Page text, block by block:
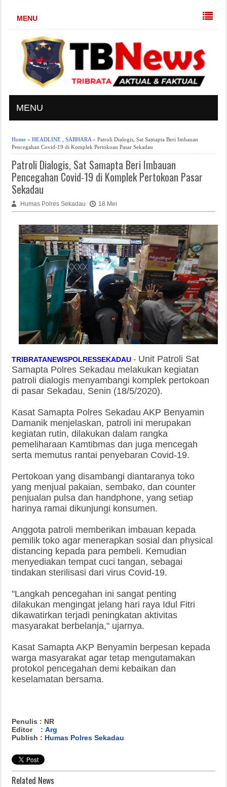
MENU
MENU
Home» HEADLINE, SABHARA» Patroli Dialogis, Sat Samapta Beri Imbauan
Pencegahan Covid-19 di Komplek Pertokoan Pasar Sekadau
Patroli Dialogis, Sat Samapta Beri Imbauan
Pencegahan Covid-19 di Komplek Pertokoan Pasar
Sekadau
Humas Polres Sekadau 18 Mei
TRIBRATANEWSPOLRESSEKADAU - Unit Patroli Sat
Samapta Polres Sekadau melakukan kegiatan
patroli dialogis menyambangi komplek pertokoan
di pasar Sekadau, Senin (18/5/2020).
Kasat Samapta Polres Sekadau AKP Benyamin
Damanik menjelaskan, patroli ini merupakan
kegiatan rutin, dilakukan dalam rangka
pemeliharaan Kamtibmas dan juga mencegah
serta memutus rantai penyebaran Covid-19.
Pertokoan yang disambangi diantaranya toko
yang menjual pakaian, sembako, dan counter
penjualan pulsa dan handphone, yang setiap
harinya ramai dikunjungi konsumen.
Anggota patroli memberikan imbauan kepada
pemilik toko agar menerapkan sosial dan physical
distancing kepada para pembeli. Kemudian
menyediakan tempat cuci tangan, sebagai
tindakan sterilisasi dari virus Covid-19.
"Langkah pencegahan ini sangat penting
dilakukan mengingat jelang hari raya Idul Fitri
dikawatirkan terjadi peningkatan aktivitas
masyarakat berbelanja," ujarnya.
Kasat Samapta AKP Benyamin berpesan kepada
warga masyarakat agar tetap mengutamakan
protokol pencegahan demi kebaikan dan
keselamatan bersama.
Penulis : NR
Editor : Arg
Publish : Humas Polres Sekadau
Related News